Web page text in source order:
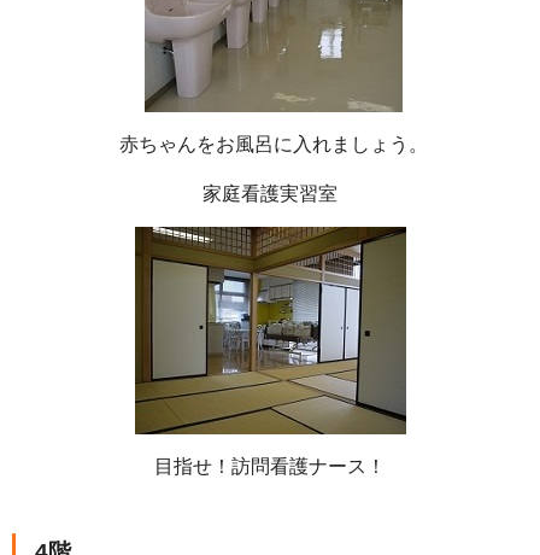
赤ちゃんをお風呂に入れましょう。
家庭看護実習室
目指せ！訪問看護ナース！